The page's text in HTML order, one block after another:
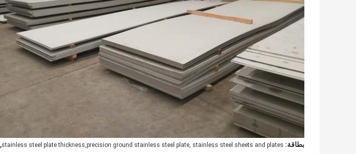
بطاقة: stainless steel plate thickness,precision ground stainless steel plate, stainless steel sheets and plates
,